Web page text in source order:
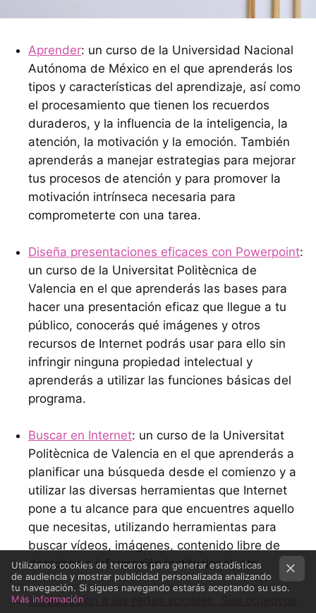
Aprender: un curso de la Universidad Nacional
Autónoma de México en el que aprenderás los
tipos y características del aprendizaje, así como
el procesamiento que tienen los recuerdos
duraderos, y la influencia de la inteligencia, la
atención, la motivación y la emoción. También
aprenderás a manejar estrategias para mejorar
tus procesos de atención y para promover la
motivación intrínseca necesaria para
comprometerte con una tarea.
Diseña presentaciones eficaces con Powerpoint:
un curso de la Universitat Politècnica de
Valencia en el que aprenderás las bases para
hacer una presentación eficaz que llegue a tu
público, conocerás qué imágenes y otros
recursos de Internet podrás usar para ello sin
infringir ninguna propiedad intelectual y
aprenderás a utilizar las funciones básicas del
programa.
Buscar en Internet: un curso de la Universitat
Politècnica de Valencia en el que aprenderás a
planificar una búsqueda desde el comienzo y a
utilizar las diversas herramientas que Internet
pone a tu alcance para que encuentres aquello
que necesitas, utilizando herramientas para
buscar vídeos, imágenes, contenido libre de
derechos e información institucional, etc.
Introducción a las redes sociales. Sus objetivos
Utilizamos cookies de terceros para generar estadísticas
de audiencia y mostrar publicidad personalizada analizando
tu navegación. Si sigues navegando estarás aceptando su uso.
Más información